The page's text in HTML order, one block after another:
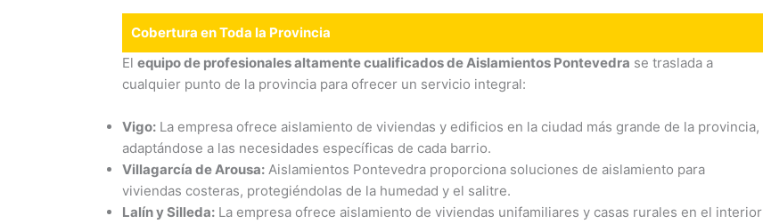
Cobertura en Toda la Provincia
El equipo de profesionales altamente cualificados de Aislamientos Pontevedra se traslada a
cualquier punto de la provincia para ofrecer un servicio integral:
Vigo: La empresa ofrece aislamiento de viviendas y edificios en la ciudad más grande de la provincia,
adaptándose a las necesidades específicas de cada barrio.
Villagarcía de Arousa: Aislamientos Pontevedra proporciona soluciones de aislamiento para
viviendas costeras, protegiéndolas de la humedad y el salitre.
Lalín y Silleda: La empresa ofrece aislamiento de viviendas unifamiliares y casas rurales en el interior